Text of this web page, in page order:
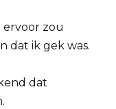
ervoor zou
dat ik gek was.
dat